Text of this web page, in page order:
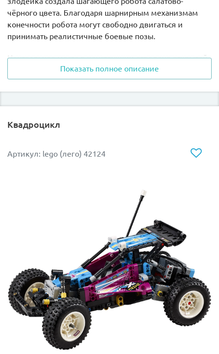
чёрного цвета. Благодаря шарнирным механизмам
конечности робота могут свободно двигаться и
принимать реалистичные боевые позы.
Центральное место в конструкции отведено открытой
кабине с рычагами управления. Справа от неё видна
рука с хватательными клешнями, а слева – мощная
пушка, стреляющая ядовитым веществом.
составляет9х8х14 см.
Токсиките, агенты воспользовались своим ультра
Дополнительную проходимость обеспечивают
большие колёса с рифлёными шинами.
Кабина водителя, предназначенная для двух агентов,
оборудована голубоватым ветровым стеклом, рулём,
системой слежения и навесными прожекторами. По
бокам от неё установлены две небольшие пушки.
Главное орудие располагается на вращающейся
платформе в задней части внедорожника. Оно состоит
из двух больших ракетниц и пружинного гарпуна с
тросом.
После того, как преступник пойман и обезврежен,
орудие можно привести в вертикальное положение,
Показать полное описание
Квадроцикл
Артикул: lego (лего) 42124